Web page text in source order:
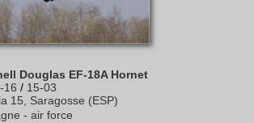
Douglas EF-18A Hornet
16 / 15-03
15, Saragosse (ESP)
- air force